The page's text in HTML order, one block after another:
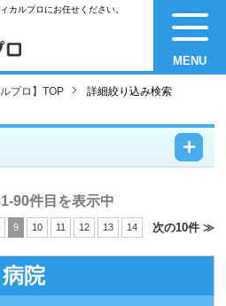
カルプロにお任せください。
MENU
プロ】TOP 詳細絞り込み検索
－
＋
90件目を表示中
9 10 11 12 13 14 次の10件 ≫
院